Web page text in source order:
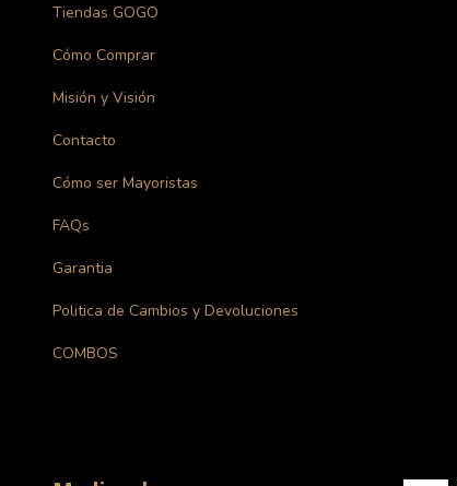
Tiendas GOGO
Cómo Comprar
Misión y Visión
Contacto
Cómo ser Mayoristas
FAQs
Garantia
Politica de Cambios y Devoluciones
COMBOS